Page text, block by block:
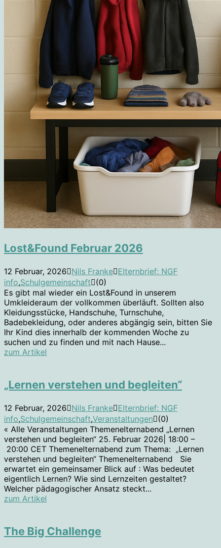
Lost&Found Februar 2026
12 Februar, 2026 Nils Franke Elternbrief: NGF
info,Schulgemeinschaft (0)
Es gibt mal wieder ein Lost&Found in unserem
Umkleideraum der vollkommen überläuft. Sollten also
Kleidungsstücke, Handschuhe, Turnschuhe,
Badebekleidung, oder anderes abgängig sein, bitten Sie
Ihr Kind dies innerhalb der kommenden Woche zu
suchen und zu finden und mit nach Hause...
zum Artikel
„Lernen verstehen und begleiten“
12 Februar, 2026 Nils Franke Elternbrief: NGF
info,Schulgemeinschaft,Veranstaltungen (0)
« Alle Veranstaltungen Themenelternabend „Lernen
verstehen und begleiten“ 25. Februar 2026| 18:00 –
20:00 CET Themenelternabend zum Thema: „Lernen
verstehen und begleiten“ Themenelternabend Sie
erwartet ein gemeinsamer Blick auf : Was bedeutet
eigentlich Lernen? Wie sind Lernzeiten gestaltet?
Welcher pädagogischer Ansatz steckt...
zum Artikel
The Big Challenge